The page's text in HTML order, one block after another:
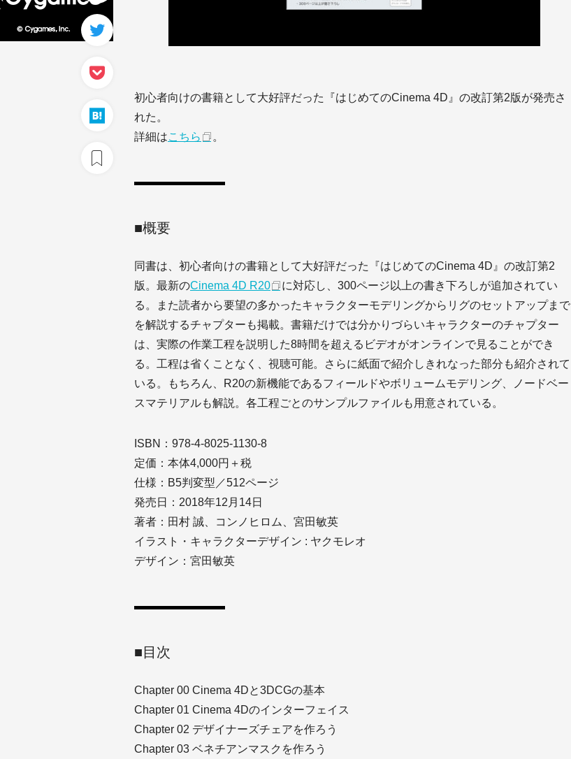
初心者向けの書籍として大好評だった『はじめてのCinema 4D』の改訂第2版が発売さ
れた。
詳細はこちら 。
■概要
同書は、初心者向けの書籍として大好評だった『はじめてのCinema 4D』の改訂第2
版。最新のCinema 4D R20
に対応し、300ページ以上の書き下ろしが追加されてい
る。また読者から要望の多かったキャラクターモデリングからリグのセットアップまで
を解説するチャプターも掲載。書籍だけでは分かりづらいキャラクターのチャプター
は、実際の作業工程を説明した8時間を超えるビデオがオンラインで見ることができ
る。工程は省くことなく、視聴可能。さらに紙面で紹介しきれなった部分も紹介されて
いる。もちろん、R20の新機能であるフィールドやボリュームモデリング、ノードベー
スマテリアルも解説。各工程ごとのサンプルファイルも用意されている。
ISBN：978-4-8025-1130-8
定価：本体4,000円＋税
仕様：B5判変型／512ページ
発売日：2018年12月14日
著者：田村 誠、コンノヒロム、宮田敏英
イラスト・キャラクターデザイン : ヤクモレオ
デザイン：宮田敏英
■目次
Chapter 00 Cinema 4Dと3DCGの基本
Chapter 01 Cinema 4Dのインターフェイス
Chapter 02 デザイナーズチェアを作ろう
Chapter 03 ベネチアンマスクを作ろう